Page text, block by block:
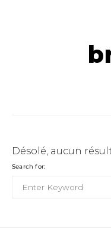
Désolé, aucun
Search for: